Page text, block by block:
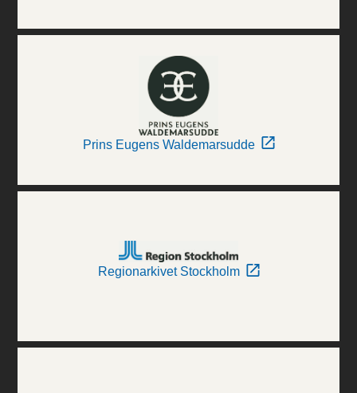
Prins Eugens Waldemarsudde
Regionarkivet Stockholm